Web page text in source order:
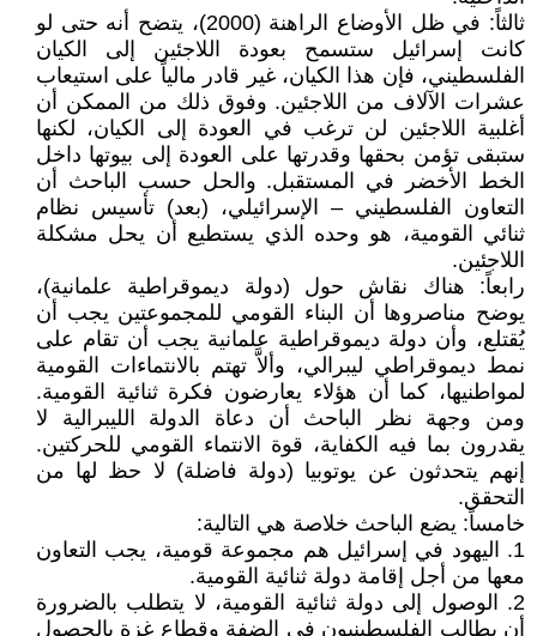
ثالثاً: في ظل الأوضاع الراهنة (2000)، يتضح أنه حتى لو
كانت إسرائيل ستسمح بعودة اللاجئين إلى الكيان
الفلسطيني، فإن هذا الكيان، غير قادر مالياً على استيعاب
عشرات الآلاف من اللاجئين. وفوق ذلك من الممكن أن
أغلبية اللاجئين لن ترغب في العودة إلى الكيان، لكنها
ستبقى تؤمن بحقها وقدرتها على العودة إلى بيوتها داخل
الخط الأخضر في المستقبل. والحل حسب الباحث أن
التعاون الفلسطيني – الإسرائيلي، (بعد) تأسيس نظام
ثنائي القومية، هو وحده الذي يستطيع أن يحل مشكلة
اللاجئين.
رابعاً: هناك نقاش حول (دولة ديموقراطية علمانية)،
يوضح مناصروها أن البناء القومي للمجموعتين يجب أن
يُقتلع، وأن دولة ديموقراطية علمانية يجب أن تقام على
نمط ديموقراطي ليبرالي، وألاَّ تهتم بالانتماءات القومية
لمواطنيها، كما أن هؤلاء يعارضون فكرة ثنائية القومية.
ومن وجهة نظر الباحث أن دعاة الدولة الليبرالية لا
يقدرون بما فيه الكفاية، قوة الانتماء القومي للحركتين.
إنهم يتحدثون عن يوتوبيا (دولة فاضلة) لا حظ لها من
التحقق.
خامساً: يضع الباحث خلاصة هي التالية:
1. اليهود في إسرائيل هم مجموعة قومية، يجب التعاون
معها من أجل إقامة دولة ثنائية القومية.
2. الوصول إلى دولة ثنائية القومية، لا يتطلب بالضرورة
أن يطالب الفلسطينيون في الضفة وقطاع غزة بالحصول